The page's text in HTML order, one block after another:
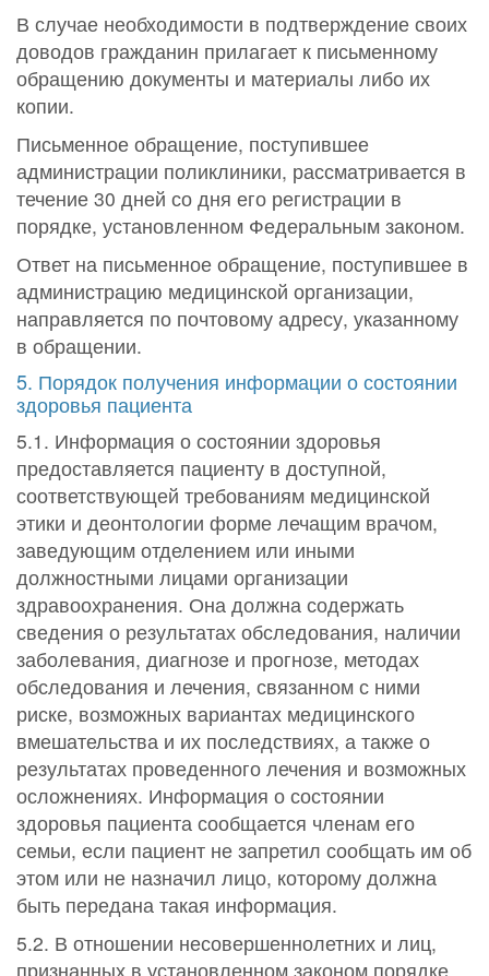
В случае необходимости в подтверждение своих
доводов гражданин прилагает к письменному
обращению документы и материалы либо их
копии.
Письменное обращение, поступившее
администрации поликлиники, рассматривается в
течение 30 дней со дня его регистрации в
порядке, установленном Федеральным законом.
Ответ на письменное обращение, поступившее в
администрацию медицинской организации,
направляется по почтовому адресу, указанному
в обращении.
5. Порядок получения информации о состоянии
здоровья пациента
5.1. Информация о состоянии здоровья
предоставляется пациенту в доступной,
соответствующей требованиям медицинской
этики и деонтологии форме лечащим врачом,
заведующим отделением или иными
должностными лицами организации
здравоохранения. Она должна содержать
сведения о результатах обследования, наличии
заболевания, диагнозе и прогнозе, методах
обследования и лечения, связанном с ними
риске, возможных вариантах медицинского
вмешательства и их последствиях, а также о
результатах проведенного лечения и возможных
осложнениях. Информация о состоянии
здоровья пациента сообщается членам его
семьи, если пациент не запретил сообщать им об
этом или не назначил лицо, которому должна
быть передана такая информация.
5.2. В отношении несовершеннолетних и лиц,
признанных в установленном законом порядке